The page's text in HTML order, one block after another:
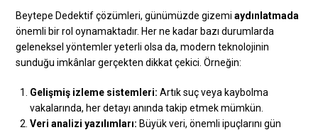
Beytepe Dedektif çözümleri, günümüzde gizemiaydınlatmada
önemli bir rol oynamaktadır. Her ne kadar bazı durumlarda
geleneksel yöntemler yeterli olsa da, modern teknolojinin
sunduğu imkânlar gerçekten dikkat çekici. Örneğin:
Gelişmiş izleme sistemleri: Artık suç veya kaybolma
vakalarında, her detayı anında takip etmek mümkün.
Veri analizi yazılımları: Büyük veri, önemli ipuçlarını gün